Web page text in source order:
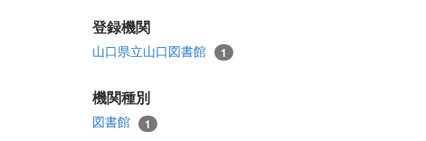
登録機関
山口県立山口図書館 1
機関種別
図書館 1